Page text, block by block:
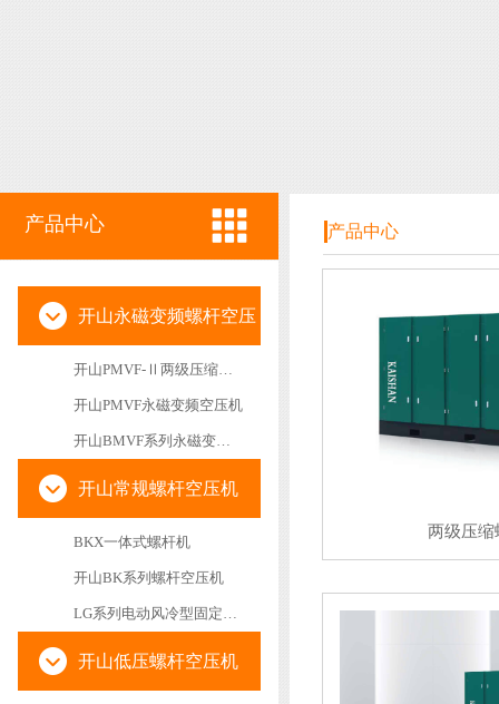
产品中心 产品中心
两级压缩
开山永磁变频螺杆空压
开山PMVF-Ⅱ两级压缩永磁变频空压机
开山PMVF永磁变频空压机
开山BMVF系列永磁变频空压机
开山常规螺杆空压机
BKX一体式螺杆机
开山BK系列螺杆空压机
LG系列电动风冷型固定螺杆空气压缩机
开山低压螺杆空压机